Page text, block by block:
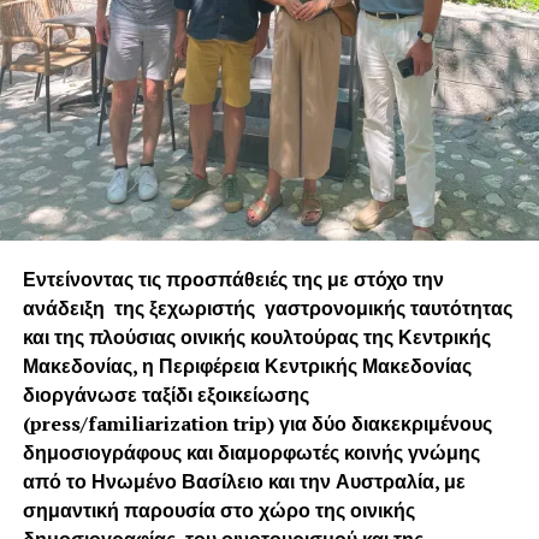
Σχολές Μόδας
Σχεδιαστές υφασμάτων
Καλλιτέχνες κολάζ
Γελοιογράφοι
Ζωγράφοι
Φωτογράφοι
Street Artists κ.α
παρκάρισμα και με σχεδόν αμελητέο κόστος χρήσης, το
Leapmotor T03 έχει κερδίσει τη θέση του ως μια
κορυφαία επιλογή στα αυτοκίνητα πόλης. Μπορείτε να το
δείτε από κοντά και να το οδηγήσετε στις εκθέσεις της
μάρκας σε ολόκληρη τη χώρα, προκειμένου να σας
εντυπωσιάσει με τις ικανότητές του.
Εντείνοντας τις προσπάθειές της με στόχο την
ανάδειξη της ξεχωριστής γαστρονομικής ταυτότητας
και της πλούσιας οινικής κουλτούρας της Κεντρικής
Μακεδονίας, η Περιφέρεια Κεντρικής Μακεδονίας
διοργάνωσε ταξίδι εξοικείωσης
(press/familiarizationtrip) για δύο διακεκριμένους
δημοσιογράφους και διαμορφωτές κοινής γνώμης
από το Ηνωμένο Βασίλειο και την Αυστραλία, με
σημαντική παρουσία στο χώρο της οινικής